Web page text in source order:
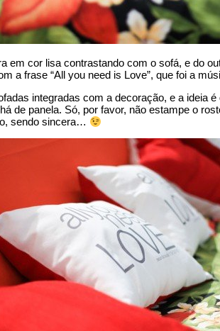
em cor lisa contrastando com o sofá, e do
a frase “All you need is Love”, que foi a
integradas com a decoração, e a ideia
de panela. Só, por favor, não estampe o
sendo sincera…